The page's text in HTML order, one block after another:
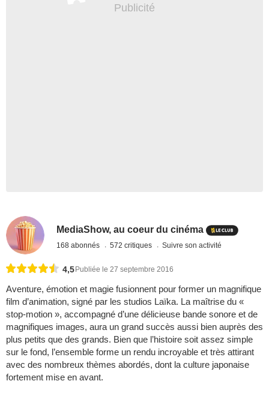
MediaShow, au coeur du cinéma
168 abonnés 572 critiques Suivre son activité
4,5 Publiée le 27 septembre 2016
Aventure, émotion et magie fusionnent pour former un magnifique
film d’animation, signé par les studios Laïka. La maîtrise du «
stop-motion », accompagné d’une délicieuse bande sonore et de
magnifiques images, aura un grand succès aussi bien auprès des
plus petits que des grands. Bien que l’histoire soit assez simple
sur le fond, l’ensemble forme un rendu incroyable et très attirant
avec des nombreux thèmes abordés, dont la culture japonaise
fortement mise en avant.